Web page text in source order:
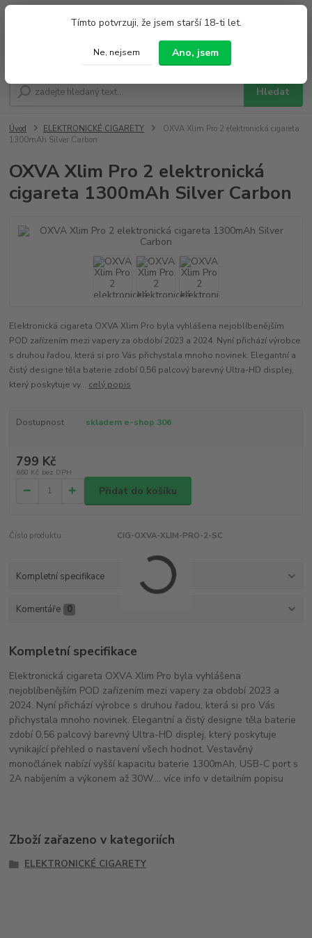
Tímto potvrzuji, že jsem starší 18-ti let.
Ne, nejsem Ano, jsem
Hledat
Po - Pá 9:00 - 19:00 So 9:00 - 14:00
Úvod ELEKTRONICKÉ CIGARETY
OXVA Xlim Pro 2 elektronická cigareta
1300mAh Silver Carbon
OXVA Xlim Pro 2 elektronická
cigareta 1300mAh Silver Carbon
Elektronická cigareta OXVA Xlim Pro byla vyhlášena nejoblíbenějším
POD zařízením mezi vapery za období 2023 a 2024. Nyní přichází výrobce
s druhou řadou, která si pro Vás přichystala mnoho novinek. Elegantní a
čistý designe těla baterie zdobí 0,56 palcový barevný Ultra-HD displej,
který poskytuje vy... celý popis
Dostupnost skladem e-shop 306
799 Kč
660 Kč bez DPH
Přidat do košíku
Číslo produktu: CIG-OXVA-XLIM-PRO-2-SC
Kompletní specifikace
Komentáře 0
Kompletní specifikace
Elektronická cigareta OXVA Xlim Pro byla vyhlášena
nejoblíbenějším POD zařízením mezi vapery za období 2023 a
2024. Nyní přichází výrobce s druhou řadou, která si pro Vás
přichystala mnoho novinek. Elegantní a čistý designe těla baterie
zdobí 0,56 palcový barevný Ultra-HD displej, který poskytuje
vynikající přehled o nastavení všech hodnot. Vestavěný
monočlánek nabízí vyšší kapacitu baterie 1300mAh, USB-C port s
2A nabíjením a výkonem až 30W.... více info v detailním popisu
Zboží zařazeno v kategoriích
ELEKTRONICKÉ CIGARETY